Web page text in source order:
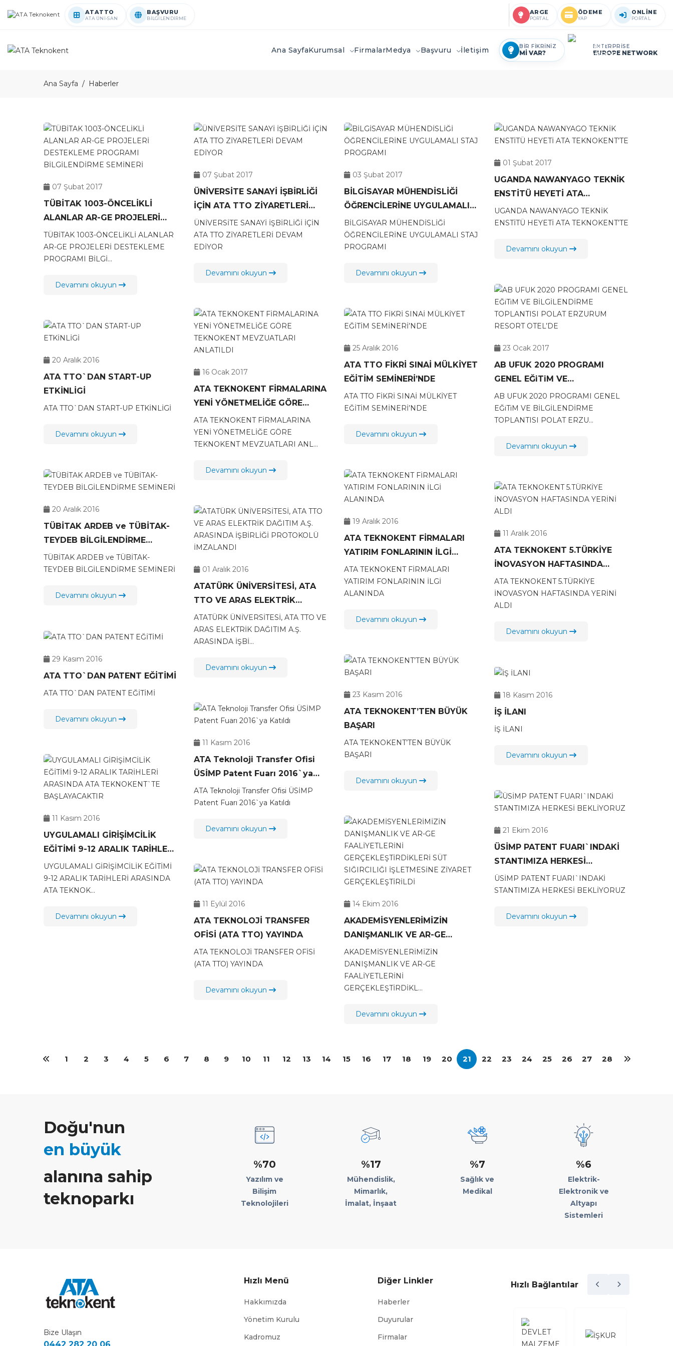
ATATTO
ATA ÜNİ-SAN
BAŞVURU
BİLGİLENDİRME
ARGE
PORTAL
ÖDEME
YAP
ONLİNE
PORTAL
Ana SayfaKurumsal FirmalarMedya Başvuru İletişim BİR FİKRİNİZ
Mİ VAR?
ENTERPRİSE
EUROPE NETWORK
Ana Sayfa Haberler
07 Şubat 2017
TÜBİTAK 1003-ÖNCELİKLİ
ALANLAR AR-GE PROJELERİ
DESTEKLEME PROGRAMI
BİLGİLENDİRME SEMİNERİ
TÜBİTAK 1003-ÖNCELİKLİ ALANLAR
AR-GE PROJELERİ DESTEKLEME
PROGRAMI BİLGİ...
Devamını okuyun
07 Şubat 2017
ÜNİVERSİTE SANAYİ İŞBİRLİĞİ
İÇİN ATA TTO ZİYARETLERİ
DEVAM EDİYOR
ÜNİVERSİTE SANAYİ İŞBİRLİĞİ İÇİN
ATA TTO ZİYARETLERİ DEVAM
EDİYOR
Devamını okuyun
03 Şubat 2017
BİLGİSAYAR MÜHENDİSLİĞİ
ÖĞRENCİLERİNE UYGULAMALI
STAJ PROGRAMI
BİLGİSAYAR MÜHENDİSLİĞİ
ÖĞRENCİLERİNE UYGULAMALI STAJ
PROGRAMI
Devamını okuyun
01 Şubat 2017
UGANDA NAWANYAGO TEKNİK
ENSTİTÜ HEYETİ ATA
TEKNOKENT’TE
UGANDA NAWANYAGO TEKNİK
ENSTİTÜ HEYETİ ATA TEKNOKENT’TE
Devamını okuyun
23 Ocak 2017
AB UFUK 2020 PROGRAMI
GENEL EĞiTiM VE
BİLGİLENDİRME TOPLANTISI
POLAT ERZURUM RESORT
OTEL’DE
AB UFUK 2020 PROGRAMI GENEL
EĞiTiM VE BİLGİLENDİRME
TOPLANTISI POLAT ERZU...
Devamını okuyun
16 Ocak 2017
ATA TEKNOKENT FİRMALARINA
YENİ YÖNETMELİĞE GÖRE
TEKNOKENT MEVZUATLARI
ANLATILDI
ATA TEKNOKENT FİRMALARINA
YENİ YÖNETMELİĞE GÖRE
TEKNOKENT MEVZUATLARI ANL...
Devamını okuyun
25 Aralık 2016
ATA TTO FİKRİ SINAİ MÜLKİYET
EĞİTİM SEMİNERİ’NDE
ATA TTO FİKRİ SINAİ MÜLKİYET
EĞİTİM SEMİNERİ’NDE
Devamını okuyun
20 Aralık 2016
ATA TTO`DAN START-UP
ETKİNLİGİ
ATA TTO`DAN START-UP ETKİNLİGİ
Devamını okuyun
20 Aralık 2016
TÜBİTAK ARDEB ve TÜBİTAK-
TEYDEB BİLGİLENDİRME
SEMİNERİ
TÜBİTAK ARDEB ve TÜBİTAK-
TEYDEB BİLGİLENDİRME SEMİNERİ
Devamını okuyun
19 Aralık 2016
ATA TEKNOKENT FİRMALARI
YATIRIM FONLARININ İLGİ
ALANINDA
ATA TEKNOKENT FİRMALARI
YATIRIM FONLARININ İLGİ
ALANINDA
Devamını okuyun
11 Aralık 2016
ATA TEKNOKENT 5.TÜRKİYE
İNOVASYON HAFTASINDA
YERİNİ ALDI
ATA TEKNOKENT 5.TÜRKİYE
İNOVASYON HAFTASINDA YERİNİ
ALDI
Devamını okuyun
01 Aralık 2016
ATATÜRK ÜNİVERSİTESİ, ATA
TTO VE ARAS ELEKTRİK
DAĞITIM A.Ş. ARASINDA
İŞBİRLİĞİ PROTOKOLÜ
İMZALANDI
ATATÜRK ÜNİVERSİTESİ, ATA TTO VE
ARAS ELEKTRİK DAĞITIM A.Ş.
ARASINDA İŞBİ...
Devamını okuyun
29 Kasım 2016
ATA TTO`DAN PATENT EĞİTİMİ
ATA TTO`DAN PATENT EĞİTİMİ
Devamını okuyun
23 Kasım 2016
ATA TEKNOKENT’TEN BÜYÜK
BAŞARI
ATA TEKNOKENT’TEN BÜYÜK
BAŞARI
Devamını okuyun
18 Kasım 2016
İŞ İLANI
İŞ İLANI
Devamını okuyun
11 Kasım 2016
ATA Teknoloji Transfer Ofisi
ÜSİMP Patent Fuarı 2016`ya
Katıldı
ATA Teknoloji Transfer Ofisi ÜSİMP
Patent Fuarı 2016`ya Katıldı
Devamını okuyun
11 Kasım 2016
UYGULAMALI GİRİŞİMCİLİK
EĞİTİMİ 9-12 ARALIK TARİHLERİ
ARASINDA ATA TEKNOKENT`TE
BAŞLAYACAKTIR
UYGULAMALI GİRİŞİMCİLİK EĞİTİMİ
9-12 ARALIK TARİHLERİ ARASINDA
ATA TEKNOK...
Devamını okuyun
21 Ekim 2016
ÜSİMP PATENT FUARI`INDAKİ
STANTIMIZA HERKESİ
BEKLİYORUZ
ÜSİMP PATENT FUARI`INDAKİ
STANTIMIZA HERKESİ BEKLİYORUZ
Devamını okuyun
14 Ekim 2016
AKADEMİSYENLERİMİZİN
DANIŞMANLIK VE AR-GE
FAALİYETLERİNİ
GERÇEKLEŞTİRDİKLERİ SÜT
SIĞIRCILIĞI İŞLETMESİNE
ZİYARET GERÇEKLEŞTİRİLDİ
AKADEMİSYENLERİMİZİN
DANIŞMANLIK VE AR-GE
FAALİYETLERİNİ
GERÇEKLEŞTİRDİKL...
Devamını okuyun
11 Eylül 2016
ATA TEKNOLOJİ TRANSFER
OFİSİ (ATA TTO) YAYINDA
ATA TEKNOLOJİ TRANSFER OFİSİ
(ATA TTO) YAYINDA
Devamını okuyun
1 2 3 4 5 6 7 8 9 10 11 12 13 14 15 16 17 18 19 20 21 22 23 24 25 26 27 28
Doğu'nun
en büyük
alanına sahip
teknoparkı
%70
Yazılım ve
Bilişim
Teknolojileri
%17
Mühendislik,
Mimarlık,
İmalat, İnşaat
%7
Sağlık ve
Medikal
%6
Elektrik-
Elektronik ve
Altyapı
Sistemleri
Bize Ulaşın
Hızlı Menü
Hakkımızda
Yönetim Kurulu
Kadromuz
Diğer Linkler
Haberler
Duyurular
Firmalar
Hızlı Bağlantılar